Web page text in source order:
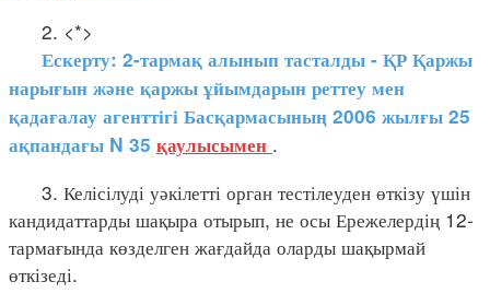
2. <*>
Ескерту: 2-тармақ алынып тасталды - ҚР Қаржы
нарығын және қаржы ұйымдарын реттеу мен
қадағалау агенттігі Басқармасының 2006 жылғы 25
ақпандағы N 35 қаулысымен .
3. Келісілуді уәкілетті орган тестілеуден өткізу үшін
кандидаттарды шақыра отырып, не осы Ережелердің 12-
тармағында көзделген жағдайда оларды шақырмай
өткізеді.